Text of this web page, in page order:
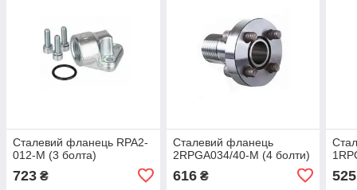
Сталевий фланець RPA2-
012-M (3 болта)
723 ₴
Сталевий фланець
2RPGA034/40-M (4 болти)
616₴ 525